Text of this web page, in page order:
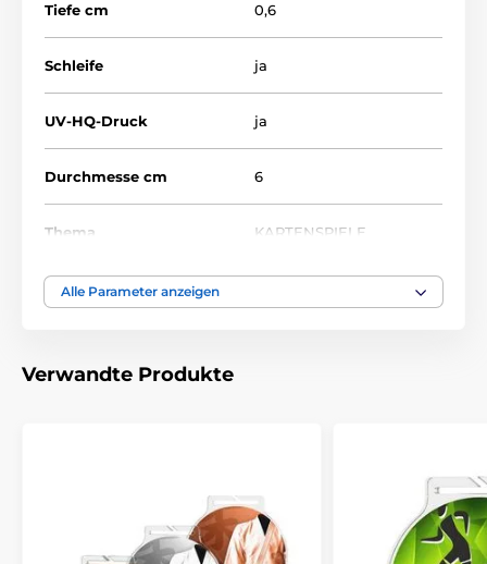
Tiefe cm 0,6
Schleife ja
UV-HQ-Druck ja
Durchmesse cm 6
Thema KARTENSPIELE
Auszeichnungstyp
Alle Parameter anzeigen
Verwandte Produkte